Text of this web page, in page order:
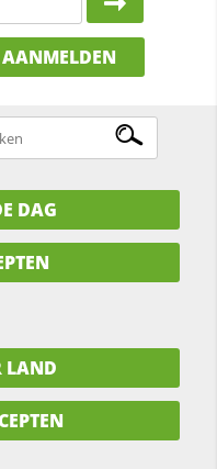
AANMELDEN
DAG
LAND